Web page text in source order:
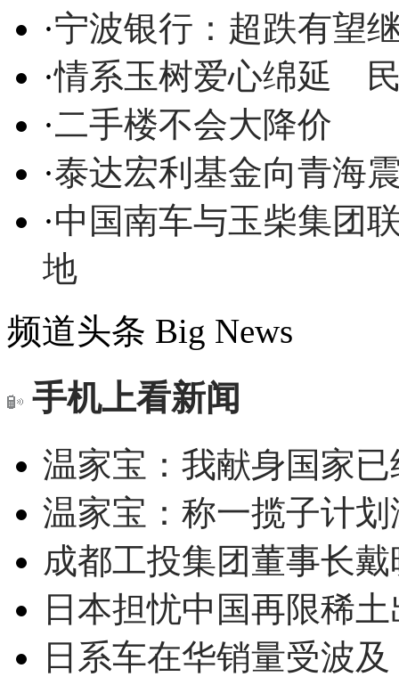
·宁波银行：超跌有望
·情系玉树爱心绵延
·二手楼不会大降价
·泰达宏利基金向青海
·中国南车与玉柴集团
地
频道头条 Big News
手机上看新闻
温家宝：我献身国家
温家宝：称一揽子计
成都工投集团董事长
日本担忧中国再限稀
日系车在华销量受波